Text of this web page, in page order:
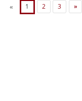
« 1 2 3 »